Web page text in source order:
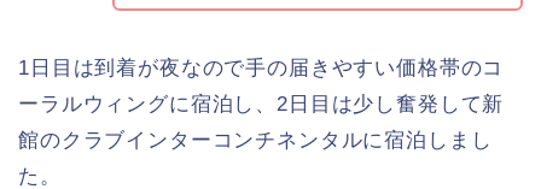
1日目は到着が夜なので手の届きやすい価格帯のコ
ーラルウィングに宿泊し、2日目は少し奮発して新
館のクラブインターコンチネンタルに宿泊しまし
た。